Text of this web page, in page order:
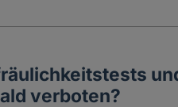
verboten?